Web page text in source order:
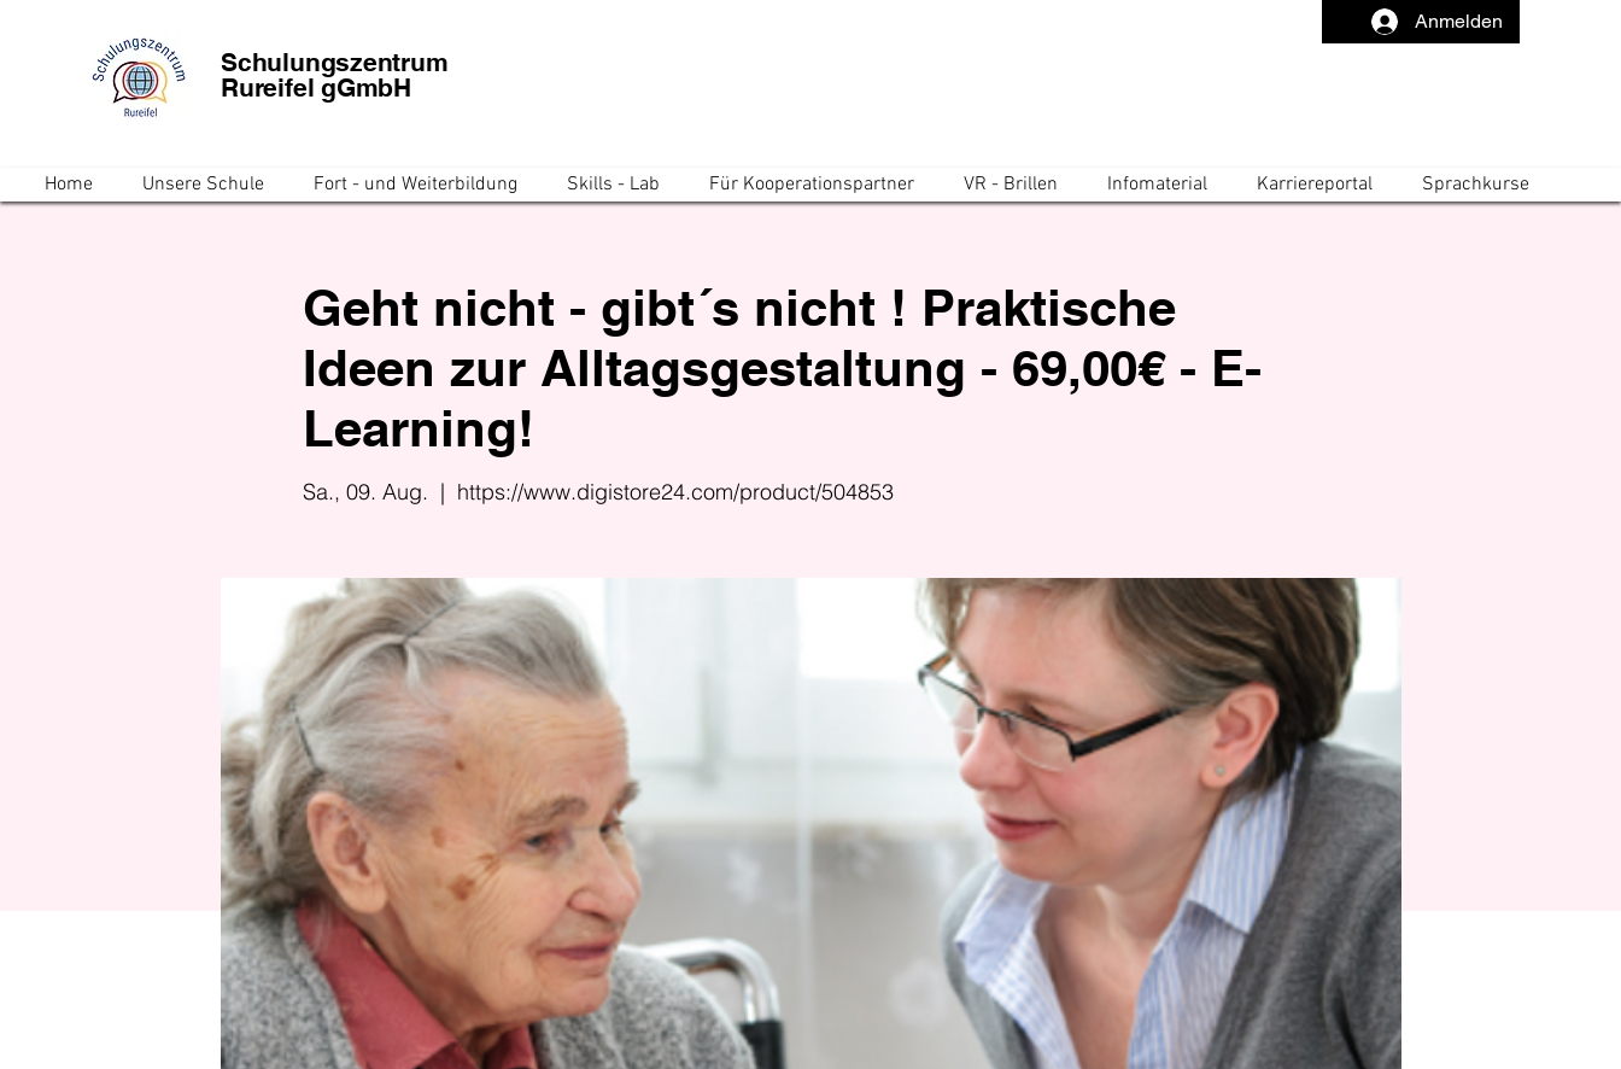
Anmelden
Schulungszentrum
Rureifel gGmbH
Home Unsere Schule Fort - und Weiterbildung Skills - Lab Für Kooperationspartner VR - Brillen Infomaterial Karriereportal Sprachkurse
Geht nicht - gibt´s nicht ! Praktische
Ideen zur Alltagsgestaltung - 69,00€ - E-
Learning!
Sa., 09. Aug.
  |
https://www.digistore24.com/product/504853